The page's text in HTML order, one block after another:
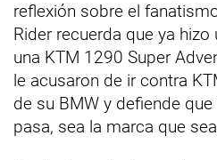
reflexión sobre el
Rider recuerda que ya
una KTM 1290 Super
le acusaron de ir contra
de su BMW y defiende
pasa, sea la marca que